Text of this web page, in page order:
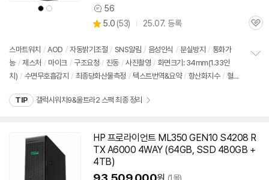
상
품
상
품
상
품
견
56
별
5.0 (상
리
뷰
53) 25.07. 등록
관
스마트워치 / AOD / 자동밝기조절 / SNS알림 / 음성인식 / 분실방지 / 통화가
능 / 제스처 / 마이크 / 구조요청 / 진동 / 사진촬영 / 화면크기: 34mm(1.33인
치) / 수면무호흡감지 / 최종당화산물측정 / 텍스트번역&요약 / 항산화지수 / 혈관
TIP 갤럭시워치9&울트라2 스팩 최종 정리
HP 프로라이언트 ML350 GEN10 S4208 R
TX A6000 4WAY (64GB, SSD 480GB +
4TB)